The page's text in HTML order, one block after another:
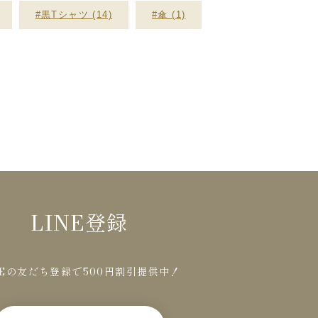
#黒Tシャツ (14) #傘 (1)
LINE登録
友だち登録で500円割引提供中！